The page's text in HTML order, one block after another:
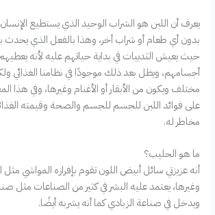
يعرف أن اللبن هو الشراب الوحيد الذي يستطيع
بدون أي طعام أو شراب أخر، وهذا بالفعل الذي يحدث
حيث يعيش الثدييات في بداية حياتهم عليه لأنه
أجسامهم، ويظل بعد ذلك موجودًا في نظامنا الغذائي
مختلف ويكون من الأبقار أو الأغنام وغيرها، وفي هذا
على فوائد اللبن للجسم للجسم والصحة وقيمته
مخاطر له.
ما هو الحليب؟
أنه عزيزتي سائل أبيض اللون تقوم بإفرازه المواشي مثل
وغيرها، يعتمد عليه البشر في كثير من الصناعات مثل
ويدخل في صناعة الزبادي كما أنه يشربه أيضًا.